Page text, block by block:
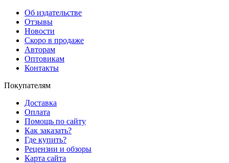
Об издательстве
Отзывы
Новости
Скоро в продаже
Авторам
Оптовикам
Контакты
Покупателям
Доставка
Оплата
Помощь по сайту
Как заказать?
Где купить?
Рецензии и обзоры
Карта сайта